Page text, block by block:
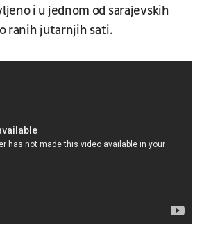
i u jednom od sarajevskih
ranih jutarnjih sati.